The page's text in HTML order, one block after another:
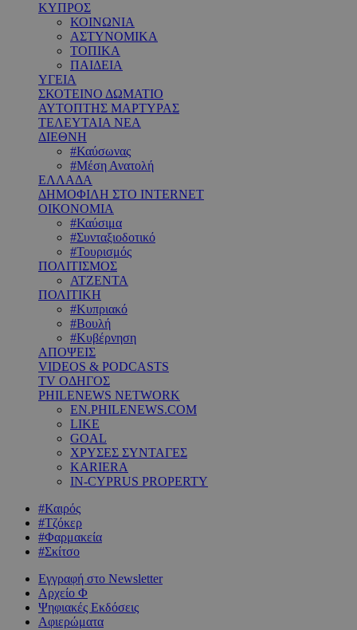
ΚΥΠΡΟΣ
ΚΟΙΝΩΝΙΑ
ΑΣΤΥΝΟΜΙΚΑ
ΤΟΠΙΚΑ
ΠΑΙΔΕΙΑ
ΥΓΕΙΑ
ΣΚΟΤΕΙΝΟ ΔΩΜΑΤΙΟ
ΑΥΤΟΠΤΗΣ ΜΑΡΤΥΡΑΣ
ΤΕΛΕΥΤΑΙΑ ΝΕΑ
ΔΙΕΘΝΗ
#Καύσωνας
#Μέση Ανατολή
ΕΛΛΑΔΑ
ΔΗΜΟΦΙΛΗ ΣΤΟ INTERNET
ΟΙΚΟΝΟΜΙΑ
#Καύσιμα
#Συνταξιοδοτικό
#Τουρισμός
ΠΟΛΙΤΙΣΜΟΣ
ΑΤΖΕΝΤΑ
ΠΟΛΙΤΙΚΗ
#Κυπριακό
#Βουλή
#Κυβέρνηση
ΑΠΟΨΕΙΣ
VIDEOS & PODCASTS
TV ΟΔΗΓΟΣ
PHILENEWS NETWORK
EN.PHILENEWS.COM
LIKE
GOAL
ΧΡΥΣΕΣ ΣΥΝΤΑΓΕΣ
KARIERA
IN-CYPRUS PROPERTY
#Καιρός
#Τζόκερ
#Φαρμακεία
#Σκίτσο
Εγγραφή στο Newsletter
Αρχείο Φ
Ψηφιακές Εκδόσεις
Αφιερώματα